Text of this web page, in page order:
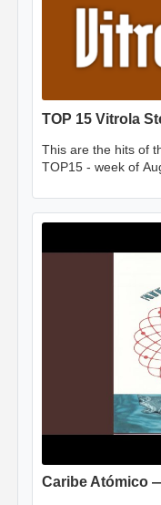
TOP 15 Vitrola
This are the hits of
TOP15 - week of
Caribe Atómico